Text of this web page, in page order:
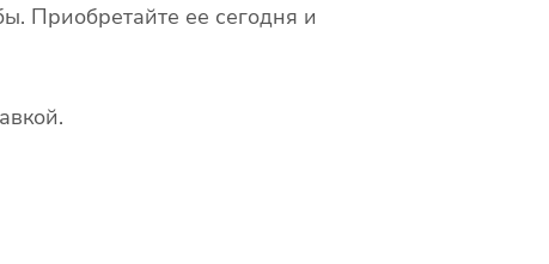
Приобретайте ее сегодня и